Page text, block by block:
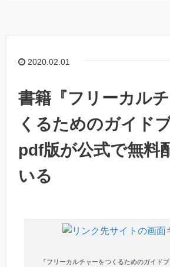
2020.02.01
書籍『フリーカル
くるためのガイド
pdf版が公式で無料
いる
『フリーカルチャーをつくるためのガイド